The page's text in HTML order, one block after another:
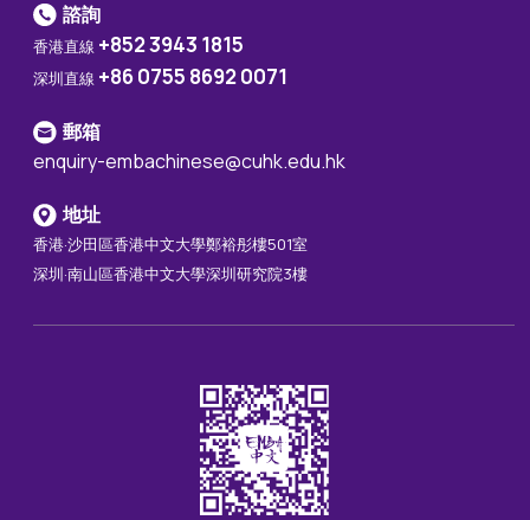
諮詢
香港直線 +852 3943 1815
深圳直線 +86 0755 8692 0071
郵箱
enquiry-embachinese@cuhk.edu.hk
地址
香港·沙田區香港中文大學鄭裕彤樓501室
深圳·南山區香港中文大學深圳研究院3樓